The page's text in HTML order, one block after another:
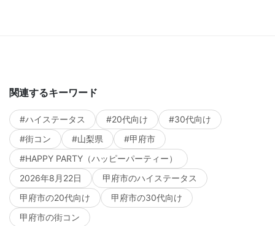
関連するキーワード
#ハイステータス #20代向け
#30代向け
#街コン
#山梨県
#甲府市
#HAPPY PARTY（ハッピーパーティー）
2026年8月22日
甲府市のハイステータス
甲府市の20代向け
甲府市の30代向け
甲府市の街コン